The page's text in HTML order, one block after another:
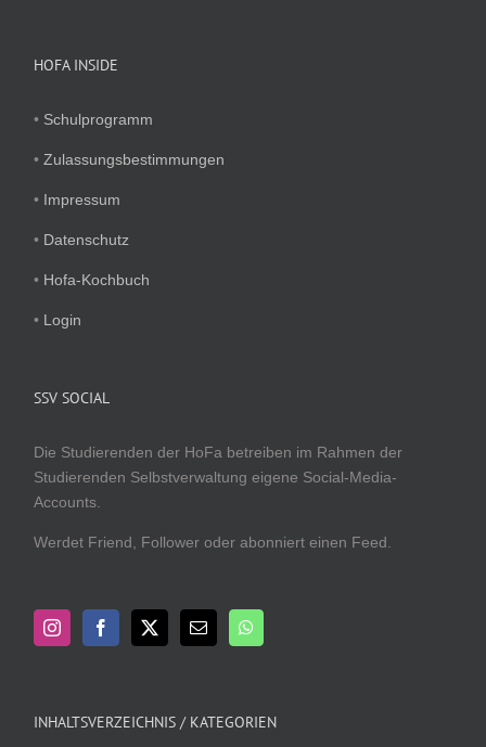
HOFA INSIDE
• Schulprogramm
•Zulassungsbestimmungen
• Impressum
• Datenschutz
• Hofa-Kochbuch
• Login
SSV SOCIAL
Die Studierenden der HoFa betreiben im Rahmen der
Studierenden Selbstverwaltung eigene Social-Media-
Accounts.
Werdet Friend, Follower oder abonniert einen Feed.
INHALTSVERZEICHNIS / KATEGORIEN